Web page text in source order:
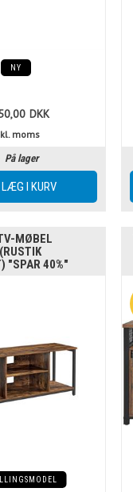
NY
DKK
moms
På lager
MØBEL
"SPAR 40%"